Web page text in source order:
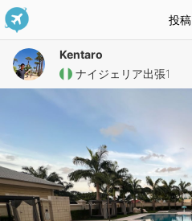
投稿
Kentaro
ナイジェリア出張1